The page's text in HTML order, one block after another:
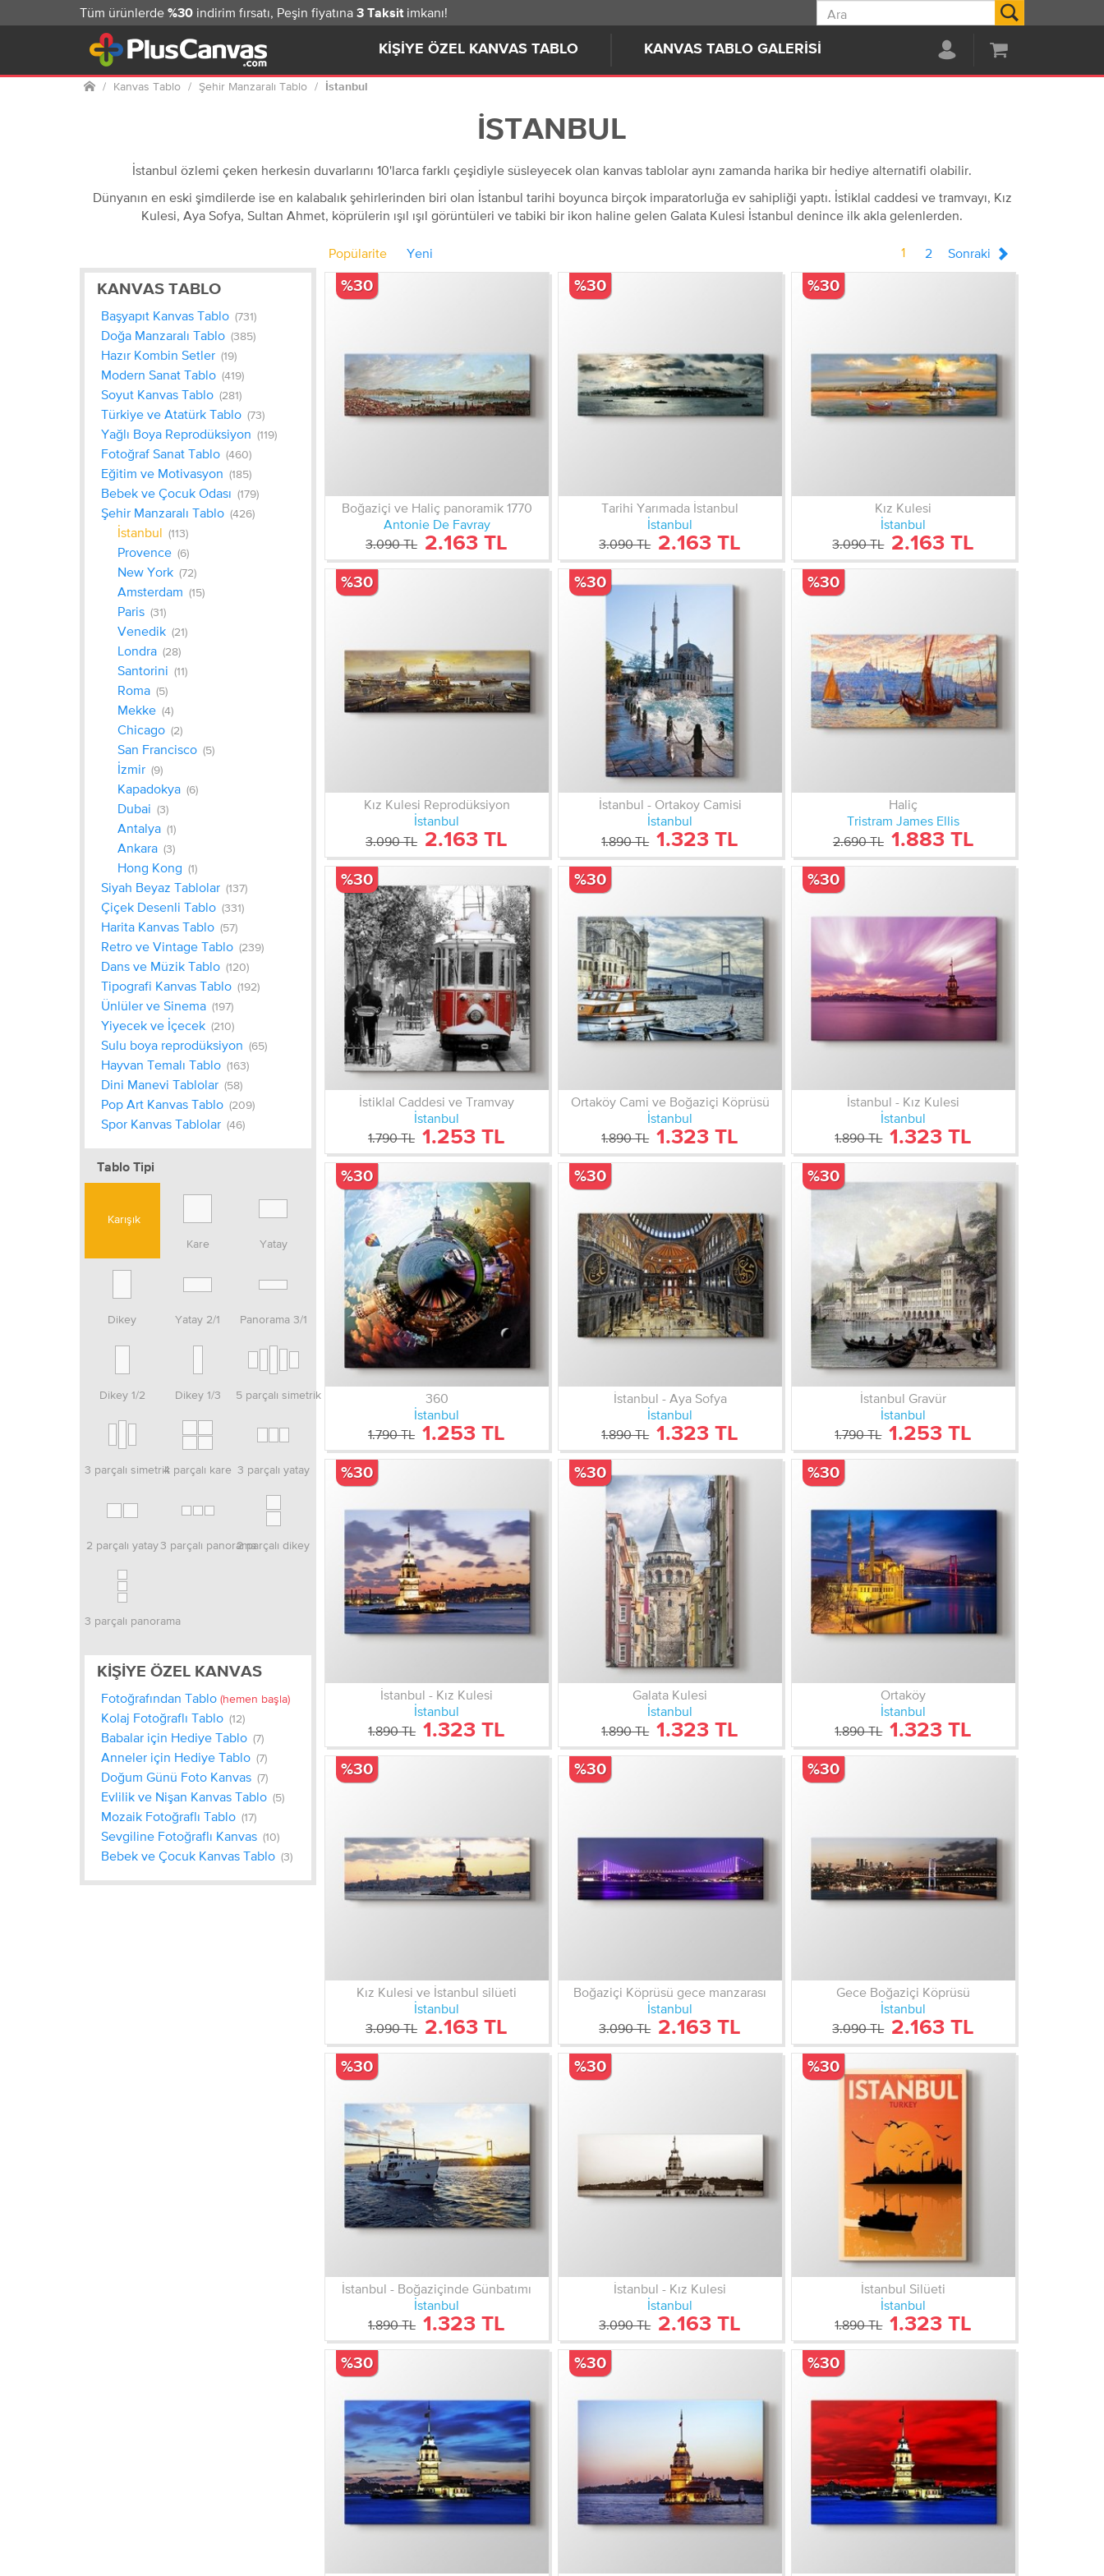
KIŞIYE ÖZEL KANVAS TABLO KANVAS TABLO GALERISI
Tüm ürünlerde %30 indirim fırsatı, Peşin fiyatına 3 Taksit imkanı!
Ana Kanvas Tablo Şehir Manzaralı Tablo İstanbul
İSTANBUL
İstanbul özlemi çeken herkesin duvarlarını 10'larca farklı çeşidiyle süsleyecek olan kanvas tablolar aynı zamanda harika bir hediye alternatifi olabilir.
Dünyanın en eski şimdilerde ise en kalabalık şehirlerinden biri olan İstanbul tarihi boyunca birçok imparatorluğa ev sahipliği yaptı. İstiklal caddesi ve tramvayı, Kız
Kulesi, Aya Sofya, Sultan Ahmet, köprülerin ışıl ışıl görüntüleri ve tabiki bir ikon haline gelen Galata Kulesi İstanbul denince ilk akla gelenlerden.
KANVAS TABLO
Başyapıt Kanvas Tablo (731)
Doğa Manzaralı Tablo (385)
Hazır Kombin Setler (19)
Modern Sanat Tablo (419)
Soyut Kanvas Tablo (281)
Türkiye ve Atatürk Tablo (73)
Yağlı Boya Reprodüksiyon (119)
Fotoğraf Sanat Tablo (460)
Eğitim ve Motivasyon (185)
Bebek ve Çocuk Odası (179)
Şehir Manzaralı Tablo (426)
İstanbul (113)
Provence (6)
New York (72)
Amsterdam (15)
Paris (31)
Venedik (21)
Londra (28)
Santorini (11)
Roma (5)
Mekke (4)
Chicago (2)
San Francisco (5)
İzmir (9)
Kapadokya (6)
Dubai (3)
Antalya (1)
Ankara (3)
Hong Kong (1)
Siyah Beyaz Tablolar (137)
Çiçek Desenli Tablo (331)
Harita Kanvas Tablo (57)
Retro ve Vintage Tablo (239)
Dans ve Müzik Tablo (120)
Tipografi Kanvas Tablo (192)
Ünlüler ve Sinema (197)
Yiyecek ve İçecek (210)
Sulu boya reprodüksiyon (65)
Hayvan Temalı Tablo (163)
Dini Manevi Tablolar (58)
Pop Art Kanvas Tablo (209)
Spor Kanvas Tablolar (46)
Tablo Tipi
Karışık
Kare
Yatay
Dikey Yatay 2/1 Panorama 3/1
Dikey 1/2 Dikey 1/3 5 parçalı simetrik
3 parçalı simetrik4 parçalı kare 3 parçalı yatay
2 parçalı yatay3 parçalı panorama2 parçalı dikey
3 parçalı panorama
KIŞIYE ÖZEL KANVAS
Fotoğrafından Tablo (hemen başla)
Kolaj Fotoğraflı Tablo (12)
Babalar için Hediye Tablo (7)
Anneler için Hediye Tablo (7)
Doğum Günü Foto Kanvas (7)
Evlilik ve Nişan Kanvas Tablo (5)
Mozaik Fotoğraflı Tablo (17)
Sevgiline Fotoğraflı Kanvas (10)
Bebek ve Çocuk Kanvas Tablo (3)
Popülarite Yeni 1 2 Sonraki
Boğaziçi ve Haliç panoramik 1770
Antonie De Favray
3.090 TL 2.163 TL
%30
Tarihi Yarımada İstanbul
İstanbul
3.090 TL 2.163 TL
%30
Kız Kulesi
İstanbul
3.090 TL 2.163 TL
%30
Kız Kulesi Reprodüksiyon
İstanbul
3.090 TL 2.163 TL
%30
İstanbul - Ortakoy Camisi
İstanbul
1.890 TL 1.323 TL
%30
Haliç
Tristram James Ellis
2.690 TL 1.883 TL
%30
İstiklal Caddesi ve Tramvay
İstanbul
1.790 TL 1.253 TL
%30
Ortaköy Cami ve Boğaziçi Köprüsü
İstanbul
1.890 TL 1.323 TL
%30
İstanbul - Kız Kulesi
İstanbul
1.890 TL 1.323 TL
%30
360
İstanbul
1.790 TL 1.253 TL
%30
İstanbul - Aya Sofya
İstanbul
1.890 TL 1.323 TL
%30
İstanbul Gravür
İstanbul
1.790 TL 1.253 TL
%30
İstanbul - Kız Kulesi
İstanbul
1.890 TL 1.323 TL
%30
Galata Kulesi
İstanbul
1.890 TL 1.323 TL
%30
Ortaköy
İstanbul
1.890 TL 1.323 TL
%30
Kız Kulesi ve İstanbul silüeti
İstanbul
3.090 TL 2.163 TL
%30
Boğaziçi Köprüsü gece manzarası
İstanbul
3.090 TL 2.163 TL
%30
Gece Boğaziçi Köprüsü
İstanbul
3.090 TL 2.163 TL
%30
İstanbul - Boğaziçinde Günbatımı
İstanbul
1.890 TL 1.323 TL
%30
İstanbul - Kız Kulesi
İstanbul
3.090 TL 2.163 TL
%30
İstanbul Silüeti
İstanbul
1.890 TL 1.323 TL
%30
%30 %30 %30